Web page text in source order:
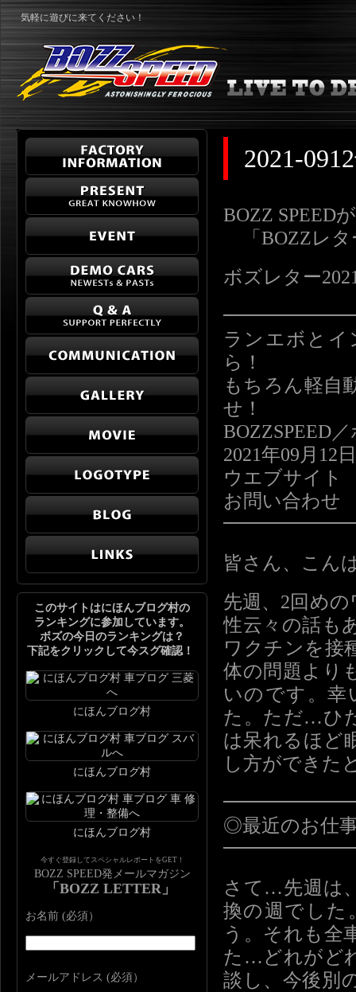
気軽に遊びに来てください！
2021-
BOZZ SPEED
「BOZZレタ
ボズレター
ランエボとイ
ら！
もちろん軽自
せ！
BOZZSPEED
2021年09月12
ウエブサイ
お問い合わ
皆さん、こん
先週、2回め
性云々の話も
ワクチンを接
体の問題より
いのです。幸
た。ただ…ひ
は呆れるほど
し方ができた
◎最近のお仕
さて…先週は
換の週でした
う。それも全
た…どれがど
談し、今後別
このサイトはにほんブログ村の
ランキングに参加しています。
ボズの今日のランキングは？
下記をクリックして今スグ確認！
にほんブログ村
にほんブログ村
にほんブログ村
今すぐ登録してスペシャルレポートをGET！
BOZZ SPEED発メールマガジン
「BOZZ LETTER」
お名前 (必須）
メールアドレス (必須）